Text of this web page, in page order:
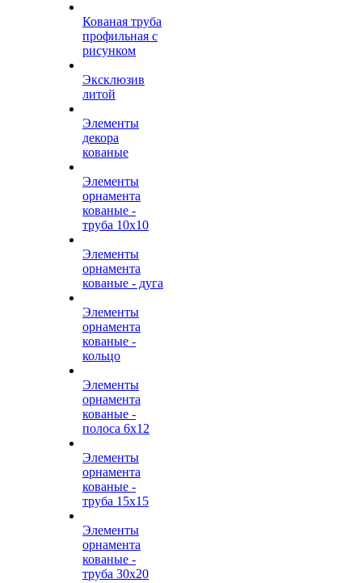
Кованая труба
профильная с
рисунком
Эксклюзив
литой
Элементы
декора
кованые
Элементы
орнамента
кованые -
труба 10х10
Элементы
орнамента
кованые - дуга
Элементы
орнамента
кованые -
кольцо
Элементы
орнамента
кованые -
полоса 6х12
Элементы
орнамента
кованые -
труба 15х15
Элементы
орнамента
кованые -
труба 30х20